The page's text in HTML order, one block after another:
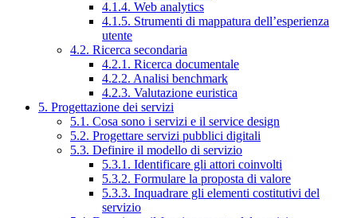
4.1.4. Web analytics
4.1.5. Strumenti di mappatura dell’esperienza
utente
4.2. Ricerca secondaria
4.2.1. Ricerca documentale
4.2.2. Analisi benchmark
4.2.3. Valutazione euristica
5. Progettazione dei servizi
5.1. Cosa sono i servizi e il service design
5.2. Progettare servizi pubblici digitali
5.3. Definire il modello di servizio
5.3.1. Identificare gli attori coinvolti
5.3.2. Formulare la proposta di valore
5.3.3. Inquadrare gli elementi costitutivi del
servizio